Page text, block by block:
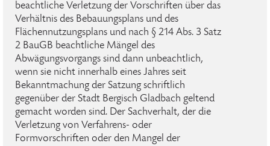
beachtliche Verletzung der Vorschriften über das
Verhältnis des Bebauungsplans und des
Flächennutzungsplans und nach § 214 Abs. 3 Satz
2 BauGB beachtliche Mängel des
Abwägungsvorgangs sind dann unbeachtlich,
wenn sie nicht innerhalb eines Jahres seit
Bekanntmachung der Satzung schriftlich
gegenüber der Stadt Bergisch Gladbach geltend
gemacht worden sind. Der Sachverhalt, der die
Verletzung von Verfahrens- oder
Formvorschriften oder den Mangel der